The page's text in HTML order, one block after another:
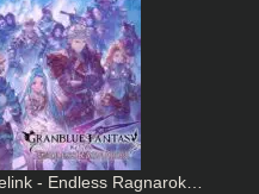
- Endless Ragnarok…